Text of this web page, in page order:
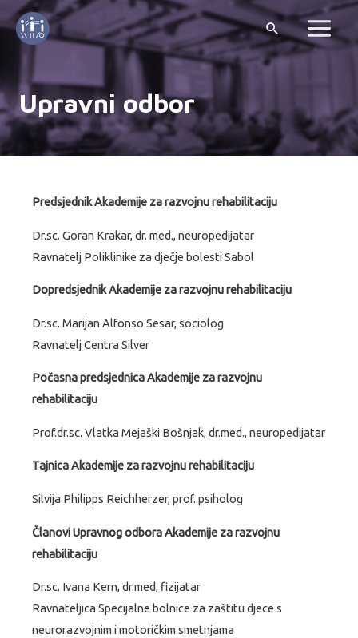
Upravni odbor
Predsjednik Akademije za razvojnu rehabilitaciju
Dr.sc. Goran Krakar, dr. med., neuropedijatar
Ravnatelj Poliklinike za dječje bolesti Sabol
Dopredsjednik Akademije za razvojnu rehabilitaciju
Dr.sc. Marijan Alfonso Sesar, sociolog
Ravnatelj Centra Silver
Počasna predsjednica Akademije za razvojnu
rehabilitaciju
Prof.dr.sc. Vlatka Mejaški Bošnjak, dr.med., neuropedijatar
Tajnica Akademije za razvojnu rehabilitaciju
Silvija Philipps Reichherzer, prof. psiholog
Članovi Upravnog odbora Akademije za razvojnu
rehabilitaciju
Dr.sc. Ivana Kern, dr.med, fizijatar
Ravnateljica Specijalne bolnice za zaštitu djece s
neurorazvojnim i motoričkim smetnjama